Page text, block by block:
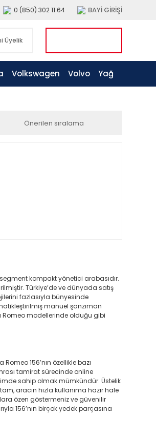
0 (850) 302 11 64 BAYİ GİRİŞİ
Üyelik
Volkswagen Volvo Yağ
kompakt yönetici arabasıdır.
Türkiye’de ve dünyada satış
fazlasıyla bünyesinde
manuel şanzıman
Romeo modellerinde olduğu gibi
156’nın özellikle bazı
tamirat sürecinde online
sahip olmak mümkündür. Üstelik
aracın hızla kullanıma hazır hale
özen göstermeniz ve güvenilir
156’nın birçok yedek parçasına